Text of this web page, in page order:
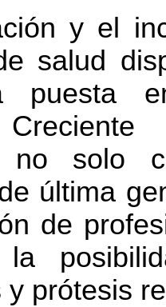
y el
salud
puesta
no solo
última
de
y prótesis